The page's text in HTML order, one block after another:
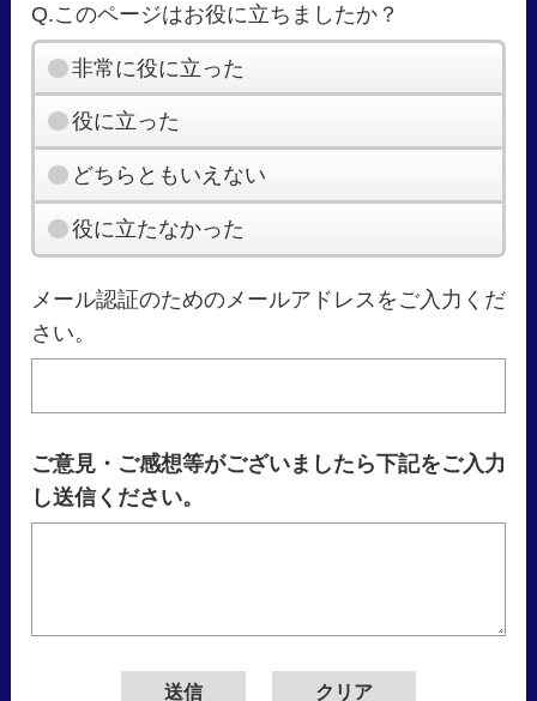
Q.このページはお役に立ちましたか？
非常に役に立った
役に立った
どちらともいえない
役に立たなかった
メール認証のためのメールアドレスをご入力くだ
さい。
ご意見・ご感想等がございましたら下記をご入力
し送信ください。